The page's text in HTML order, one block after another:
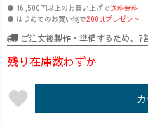
● 16,500円以上のお買い上げで送料無料
● はじめてのお買い物で200ptプレゼント
ご注文後製作・準備するため、7
残り在庫数わずか
favorite